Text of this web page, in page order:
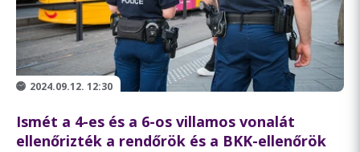
2024.09.12. 12:30
Ismét a 4-es és a 6-os villamos vonalát
ellenőrizték a rendőrök és a BKK-ellenőrök